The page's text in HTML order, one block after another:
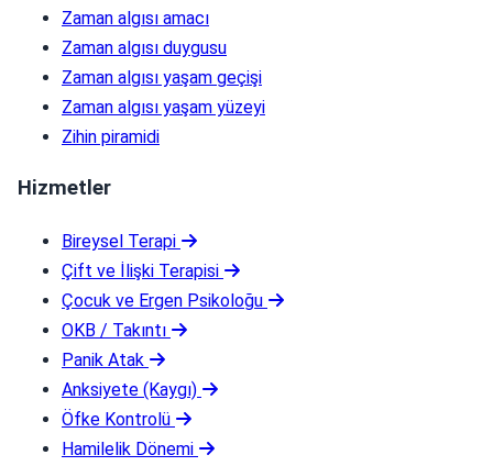
Zaman algısı amacı
Zaman algısı duygusu
Zaman algısı yaşam geçişi
Zaman algısı yaşam yüzeyi
Zihin piramidi
Hizmetler
Bireysel Terapi
Çift ve İlişki Terapisi
Çocuk ve Ergen Psikoloğu
OKB / Takıntı
Panik Atak
Anksiyete (Kaygı)
Öfke Kontrolü
Hamilelik Dönemi